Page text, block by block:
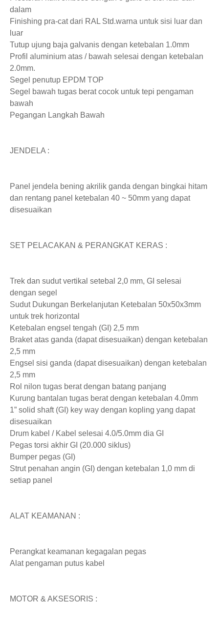
dalam
Finishing pra-cat dari RAL Std.warna untuk sisi luar dan
luar
Tutup ujung baja galvanis dengan ketebalan 1.0mm
Profil aluminium atas / bawah selesai dengan ketebalan
2.0mm.
Segel penutup EPDM TOP
Segel bawah tugas berat cocok untuk tepi pengaman
bawah
Pegangan Langkah Bawah
JENDELA :
Panel jendela bening akrilik ganda dengan bingkai hitam
dan rentang panel ketebalan 40 ~ 50mm yang dapat
disesuaikan
SET PELACAKAN & PERANGKAT KERAS :
Trek dan sudut vertikal setebal 2,0 mm, GI selesai
dengan segel
Sudut Dukungan Berkelanjutan Ketebalan 50x50x3mm
untuk trek horizontal
Ketebalan engsel tengah (GI) 2,5 mm
Braket atas ganda (dapat disesuaikan) dengan ketebalan
2,5 mm
Engsel sisi ganda (dapat disesuaikan) dengan ketebalan
2,5 mm
Rol nilon tugas berat dengan batang panjang
Kurung bantalan tugas berat dengan ketebalan 4.0mm
1” solid shaft (GI) key way dengan kopling yang dapat
disesuaikan
Drum kabel / Kabel selesai 4.0/5.0mm dia GI
Pegas torsi akhir GI (20.000 siklus)
Bumper pegas (GI)
Strut penahan angin (GI) dengan ketebalan 1,0 mm di
setiap panel
ALAT KEAMANAN :
Perangkat keamanan kegagalan pegas
Alat pengaman putus kabel
MOTOR & AKSESORIS :